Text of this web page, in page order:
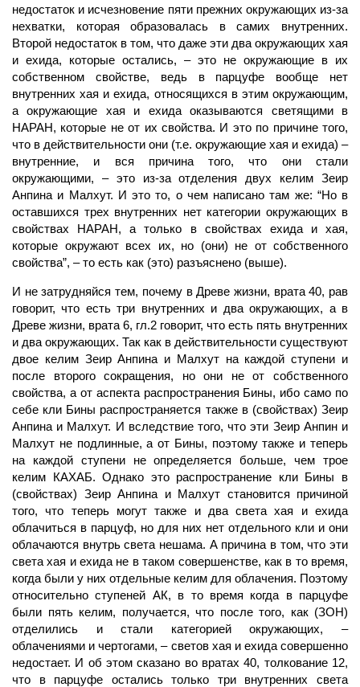
недостаток и исчезновение пяти прежних окружающих из-за
нехватки, которая образовалась в самих внутренних.
Второй недостаток в том, что даже эти два окружающих хая
и ехида, которые остались, – это не окружающие в их
собственном свойстве, ведь в парцуфе вообще нет
внутренних хая и ехида, относящихся в этим окружающим,
а окружающие хая и ехида оказываются светящими в
НАРАН, которые не от их свойства. И это по причине того,
что в действительности они (т.е. окружающие хая и ехида) –
внутренние, и вся причина того, что они стали
окружающими, – это из-за отделения двух келимЗеир
Анпина и Малхут. И это то, о чем написано там же: “Но в
оставшихся трех внутренних нет категории окружающих в
свойствах НАРАН, а только в свойствах ехида и хая,
которые окружают всех их, но (они) не от собственного
свойства”, – то есть как (это) разъяснено (выше).
И не затрудняйся тем, почему в Древе жизни, врата 40, рав
говорит, что есть три внутренних и два окружающих, а в
Древе жизни, врата 6, гл.2 говорит, что есть пять внутренних
и два окружающих. Так как в действительности существуют
двое келим Зеир Анпина и Малхут на каждой ступени и
после второго сокращения, но они не от собственного
свойства, а от аспекта распространения Бины, ибо само по
себе кли Бины распространяется также в (свойствах) Зеир
Анпина и Малхут. И вследствие того, что эти Зеир Анпин и
Малхут не подлинные, а от Бины, поэтому также и теперь
на каждой ступени не определяется больше, чем трое
келим КАХАБ. Однако это распространение кли Бины в
(свойствах) Зеир Анпина и Малхут становится причиной
того, что теперь могут также и два света хая и ехида
облачиться в парцуф, но для них нет отдельного кли и они
облачаются внутрь света нешама. А причина в том, что эти
света хая и ехида не в таком совершенстве, как в то время,
когда были у них отдельные келим для облачения. Поэтому
относительно ступеней АК, в то время когда в парцуфе
были пять келим, получается, что после того, как (ЗОН)
отделились и стали категорией окружающих, –
облачениями и чертогами, – светов хая и ехида совершенно
недостает. И об этом сказано во вратах 40, толкование 12,
что в парцуфе остались только три внутренних света